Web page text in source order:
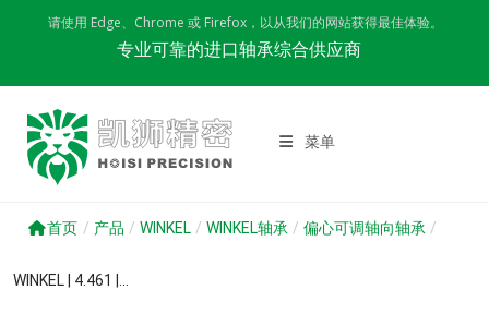
请使用 Edge、Chrome 或 Firefox，以从我们的网站获得最佳体验。
专业可靠的进口轴承综合供应商
菜单
首页 / 产品 / WINKEL / WINKEL轴承 / 偏心可调轴向轴承 /
WINKEL | 4.461 |...